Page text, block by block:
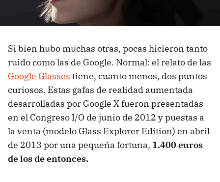
Si bien hubo muchas otras, pocas hicieron tanto
ruido como las de Google. Normal: el relato de las
Google Glasses tiene, cuanto menos, dos puntos
curiosos. Estas gafas de realidad aumentada
desarrolladas por Google X fueron presentadas
en el Congreso I/O de junio de 2012 y puestas a
la venta (modelo Glass Explorer Edition) en abril
de 2013 por una pequeña fortuna, 1.400 euros
de los de entonces.